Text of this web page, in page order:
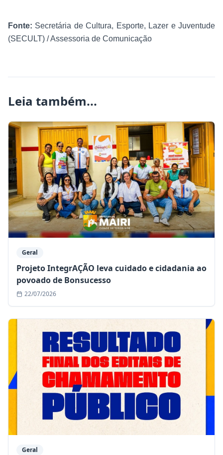
Fonte: Secretária de Cultura, Esporte, Lazer e Juventude
(SECULT) / Assessoria de Comunicação
Leia também...
Geral
Projeto IntegrAÇÃO leva cuidado e cidadania ao
povoado de Bonsucesso
22/07/2026
Geral